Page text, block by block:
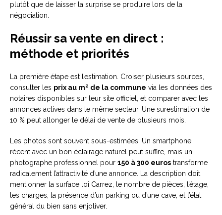
plutôt que de laisser la surprise se produire lors de la
négociation.
Réussir sa vente en direct :
méthode et priorités
La première étape est l’estimation. Croiser plusieurs sources,
consulter les prix au m² de la commune via les données des
notaires disponibles sur leur site officiel, et comparer avec les
annonces actives dans le même secteur. Une surestimation de
10 % peut allonger le délai de vente de plusieurs mois.
Les photos sont souvent sous-estimées. Un smartphone
récent avec un bon éclairage naturel peut suffire, mais un
photographe professionnel pour 150 à 300 euros transforme
radicalement l’attractivité d’une annonce. La description doit
mentionner la surface loi Carrez, le nombre de pièces, l’étage,
les charges, la présence d’un parking ou d’une cave, et l’état
général du bien sans enjoliver.